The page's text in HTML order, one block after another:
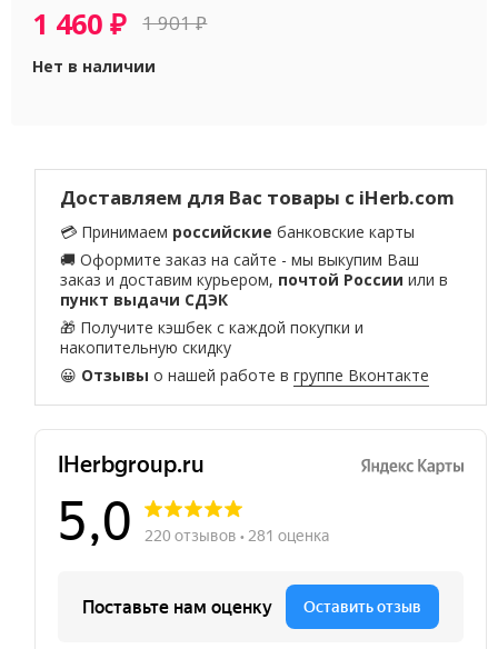
1 460₽ 1 901₽
Нет в наличии
Доставляем для Вас товары с iHerb.com
💳 Принимаем российские банковские карты
🚚 Оформите заказ на сайте - мы выкупим Ваш
заказ и доставим курьером, почтой России или в
пункт выдачи СДЭК
🎁 Получите кэшбек с каждой покупки и
накопительную скидку
😀 Отзывы о нашей работе вгруппе Вконтакте